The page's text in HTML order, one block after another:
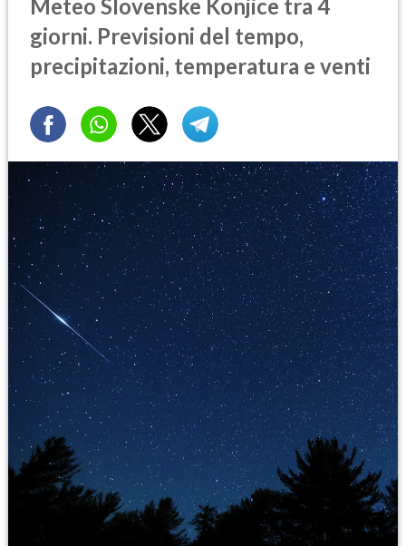
Meteo Slovenske Konjice tra 4
giorni. Previsioni del tempo,
precipitazioni, temperatura e venti